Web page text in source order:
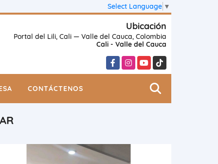
Select Language ▼
Ubicación
Portal del Lili, Cali — Valle del Cauca, Colombia
Cali - Valle del Cauca
FacebookInstagramYouTubeTikTok
CONTÁCTENOS